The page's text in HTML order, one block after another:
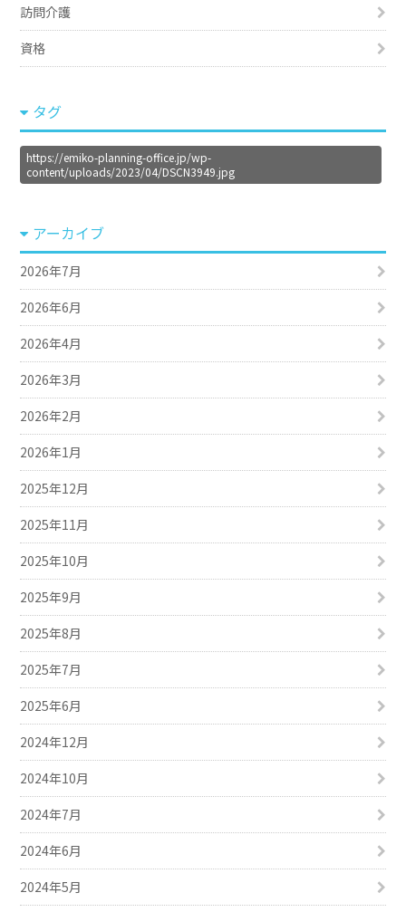
訪問介護
資格
タグ
https://emiko-planning-office.jp/wp-
content/uploads/2023/04/DSCN3949.jpg
アーカイブ
2026年7月
2026年6月
2026年4月
2026年3月
2026年2月
2026年1月
2025年12月
2025年11月
2025年10月
2025年9月
2025年8月
2025年7月
2025年6月
2024年12月
2024年10月
2024年7月
2024年6月
2024年5月